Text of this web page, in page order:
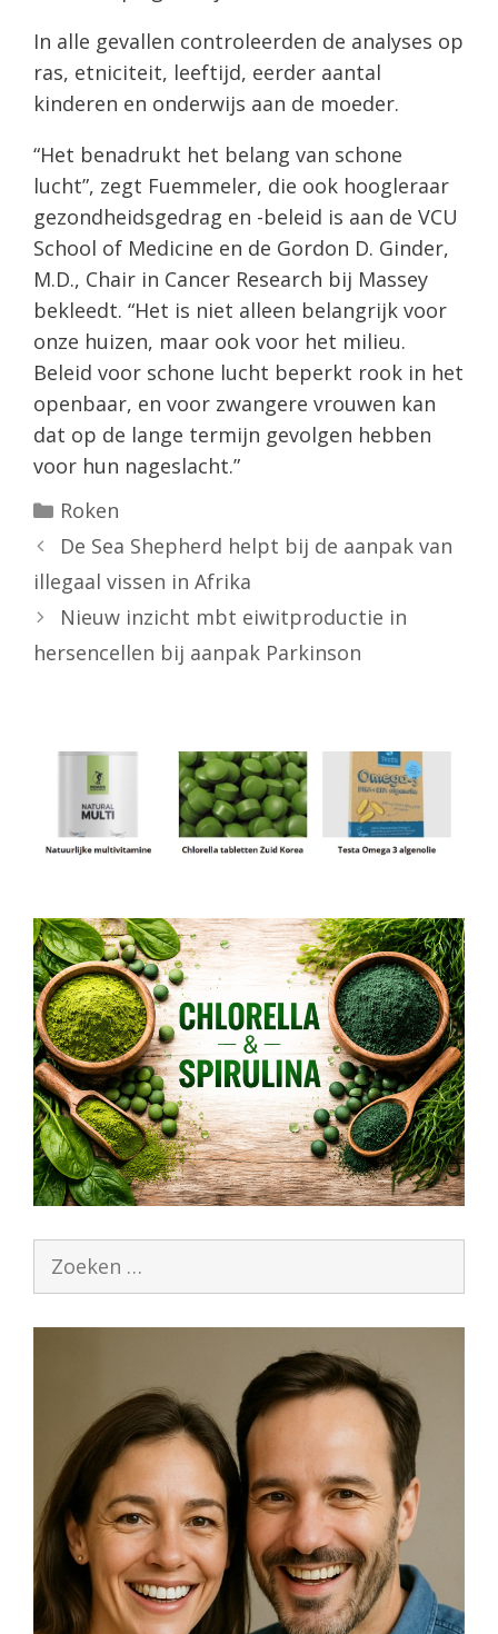
In alle gevallen controleerden de analyses op
ras, etniciteit, leeftijd, eerder aantal
kinderen en onderwijs aan de moeder.
“Het benadrukt het belang van schone
lucht”, zegt Fuemmeler, die ook hoogleraar
gezondheidsgedrag en -beleid is aan de VCU
School of Medicine en de Gordon D. Ginder,
M.D., Chair in Cancer Research bij Massey
bekleedt. “Het is niet alleen belangrijk voor
onze huizen, maar ook voor het milieu.
Beleid voor schone lucht beperkt rook in het
openbaar, en voor zwangere vrouwen kan
dat op de lange termijn gevolgen hebben
voor hun nageslacht.”
Categorieën
Roken
De Sea Shepherd helpt bij de aanpak van
illegaal vissen in Afrika
Nieuw inzicht mbt eiwitproductie in
hersencellen bij aanpak Parkinson
Zoek